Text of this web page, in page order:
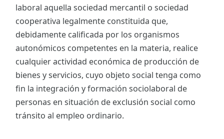
laboral aquella sociedad mercantil o sociedad
cooperativa legalmente constituida que,
debidamente calificada por los organismos
autonómicos competentes en la materia, realice
cualquier actividad económica de producción de
bienes y servicios, cuyo objeto social tenga como
fin la integración y formación sociolaboral de
personas en situación de exclusión social como
tránsito al empleo ordinario.